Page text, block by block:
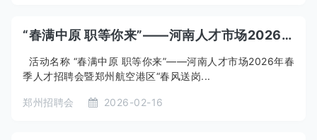
“春满中原 职等你来”——河南人才市场2026年春季人才招聘会暨郑州航空港区“春风送岗 筑梦启航”专场招聘会
活动名称 “春满中原 职等你来”——河南人才市场2026年春
季人才招聘会暨郑州航空港区“春风送岗...
郑州招聘会 2026-02-16